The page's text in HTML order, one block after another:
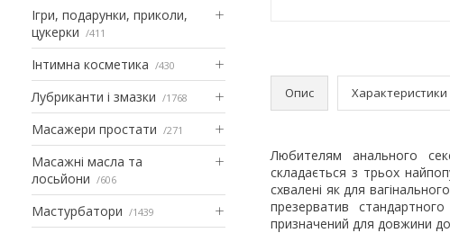
Ігри, подарунки, приколи,
цукерки
411
Інтимна косметика 430
Лубриканти і змазки 1768
Масажери простати 271
Масажні масла та
лосьйони
606
Мастурбатори 1439
Опис Характеристики
Любителям анального
складається з трьох
схвалені як для
презерватив
призначений для довжини